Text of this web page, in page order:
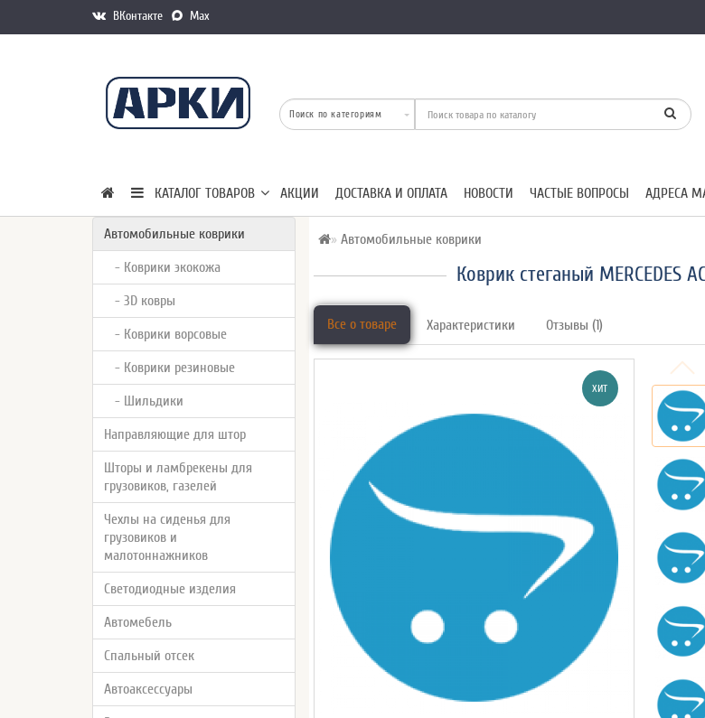
ВКонтакте Max
КАТАЛОГ ТОВАРОВ АКЦИИ ДОСТАВКА И ОПЛАТА НОВОСТИ ЧАСТЫЕ ВОПРОСЫ АДРЕСА
Автомобильные коврики
- Коврики экокожа
- 3D ковры
- Коврики ворсовые
- Коврики резиновые
- Шильдики
Направляющие для штор
Шторы и ламбрекены для
грузовиков, газелей
Чехлы на сиденья для
грузовиков и
малотоннажников
Светодиодные изделия
Автомебель
Спальный отсек
Автоаксессуары
Автомобильные коврики
Коврик стеганый MERCEDES
Все о товаре Характеристики Отзывы (1)
ХИТ